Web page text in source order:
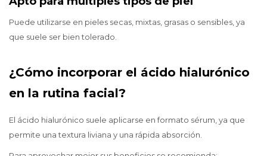
Puede utilizarse en pieles secas, mixtas, grasas o sensibles, ya
que suele ser bien tolerado.
¿Cómo incorporar el ácido hialurónico
en la rutina facial?
El ácido hialurónico suele aplicarse en formato sérum, ya que
permite una textura liviana y una rápida absorción.